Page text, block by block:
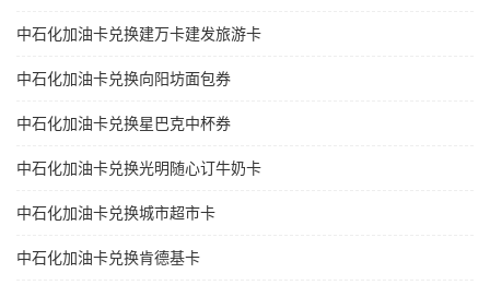
中石化加油卡兑换建万卡建发旅游卡
中石化加油卡兑换向阳坊面包券
中石化加油卡兑换星巴克中杯券
中石化加油卡兑换光明随心订牛奶卡
中石化加油卡兑换城市超市卡
中石化加油卡兑换肯德基卡